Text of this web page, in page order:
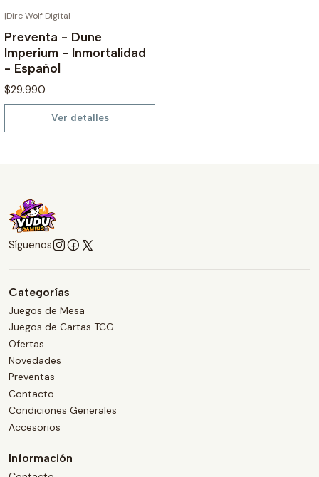
|Dire Wolf Digital
Preventa - Dune
Imperium - Inmortalidad
- Español
$29.990
Ver detalles
Síguenos
Categorías
Juegos de Mesa
Juegos de Cartas TCG
Ofertas
Novedades
Preventas
Contacto
Condiciones Generales
Accesorios
Información